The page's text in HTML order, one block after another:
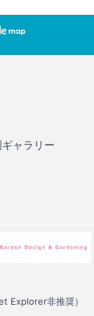
ャラリー
Explorer非推奨）